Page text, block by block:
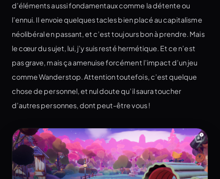
d’éléments aussi fondamentaux comme la détente ou
l’ennui. Il envoie quelques tacles bien placé au capitalisme
néolibéral en passant, et c’est toujours bon à prendre. Mais
le cœur du sujet, lui, j’y suis resté hermétique. Et ce n’est
pas grave, mais ça amenuise forcément l’impact d’un jeu
comme Wanderstop. Attention toutefois, c’est quelque
chose de personnel, et nul doute qu’il saura toucher
d’autres personnes, dont peut-être vous !